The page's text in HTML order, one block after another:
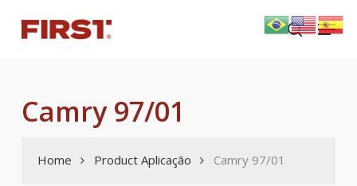
main
search
Menu
Camry 97/01
Home Product Aplicação Camry 97/01